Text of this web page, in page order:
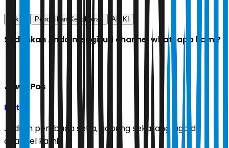
dokter Pendidikan Kedokteran AIPKI
Sudahkah Anda mengikuti channel whatsapp kami?
Jawa Pos
Ikuti
Jadilah pembaca setia, gabung sekarang juga di
channel kami!